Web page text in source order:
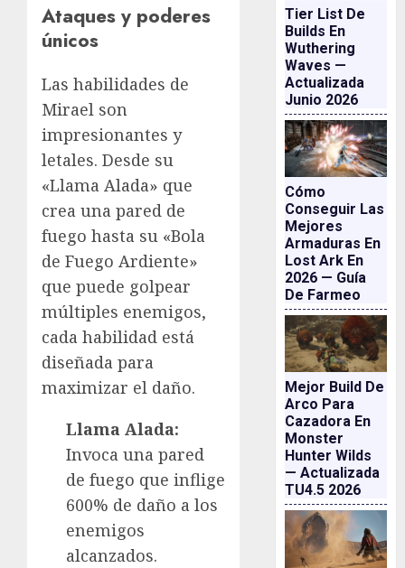
Ataques y poderes
únicos
Las habilidades de
Mirael son
impresionantes y
letales. Desde su
«Llama Alada» que
crea una pared de
fuego hasta su «Bola
de Fuego Ardiente»
que puede golpear
múltiples enemigos,
cada habilidad está
diseñada para
maximizar el daño.
Llama Alada:
Invoca una pared
de fuego que inflige
600% de daño a los
enemigos
alcanzados.
Tier List De
Builds En
Wuthering
Waves —
Actualizada
Junio 2026
Cómo
Conseguir Las
Mejores
Armaduras En
Lost Ark En
2026 — Guía
De Farmeo
Mejor Build De
Arco Para
Cazadora En
Monster
Hunter Wilds
— Actualizada
TU4.5 2026